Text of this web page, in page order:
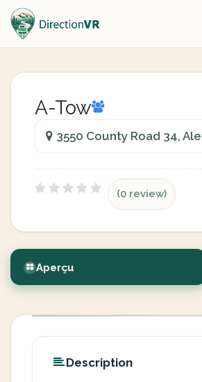
A-Tow
3550 County Road 34,
(0 review)
Aperçu
Description